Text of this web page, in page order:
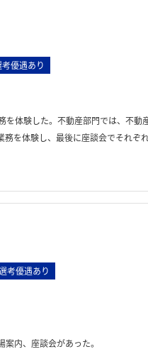
優遇あり
リスクがあるか考えた。コーポレート部門では会社法の株式の分野
談会でそれぞれのパラリーガルと弁護士に
考優遇あり
内、座談会があった。